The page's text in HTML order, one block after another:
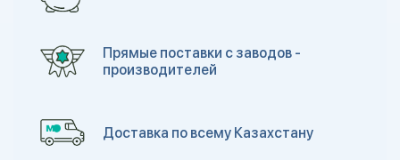
Прямые поставки с заводов -
производителей
Доставка по всему Казахстану